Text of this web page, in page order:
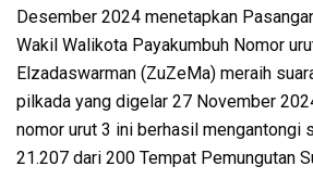
Desember 2024 menetapkan
Wakil Walikota Payakumbuh Nomor
Elzadaswarman (ZuZeMa) meraih
pilkada yang digelar 27 November
nomor urut 3 ini berhasil mengantongi
21.207 dari 200 Tempat Pemungutan